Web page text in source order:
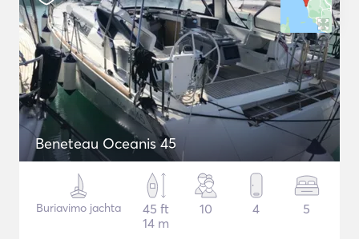
Beneteau Oceanis 45
Buriavimo jachta
45 ft
14 m
10 4 5